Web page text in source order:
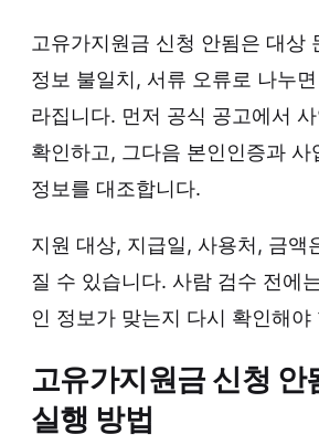
고유가지원금 신청 안됨은 대상
정보 불일치, 서류 오류로 나누
라집니다. 먼저 공식 공고에서
확인하고, 그다음 본인인증과 사
정보를 대조합니다.
지원 대상, 지급일, 사용처, 금액
질 수 있습니다. 사람 검수 전에
인 정보가 맞는지 다시 확인해야
고유가지원금 신청 안
실행 방법